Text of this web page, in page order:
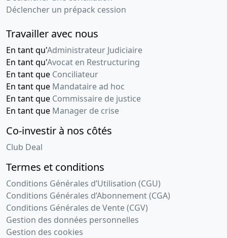
Déclencher un prépack cession
Travailler avec nous
En tant qu'Administrateur Judiciaire
En tant qu'Avocat en Restructuring
En tant que Conciliateur
En tant que Mandataire ad hoc
En tant que Commissaire de justice
En tant que Manager de crise
Co-investir à nos côtés
Club Deal
Termes et conditions
Conditions Générales d’Utilisation (CGU)
Conditions Générales d’Abonnement (CGA)
Conditions Générales de Vente (CGV)
Gestion des données personnelles
Gestion des cookies